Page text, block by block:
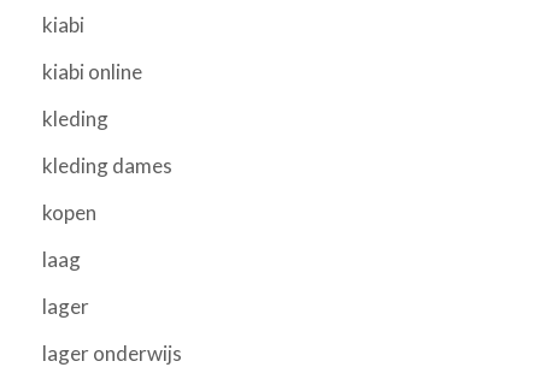
kiabi
kiabi online
kleding
kleding dames
kopen
laag
lager
lager onderwijs